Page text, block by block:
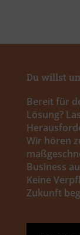
Du willst
Bereit für
Lösung?
Wir hören
Business
Keine
Zukunft